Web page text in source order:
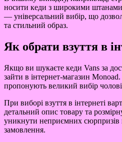
носити кеди з широкими
— універсальний вибір, що
та стильний образ.
Як обрати взуття в
Якщо ви шукаєте кеди Vans за
зайти в інтернет-магазин
пропонують великий вибір
При виборі взуття в інтернеті
детальний опис товару та
уникнути неприємних сюрпризів
замовлення.